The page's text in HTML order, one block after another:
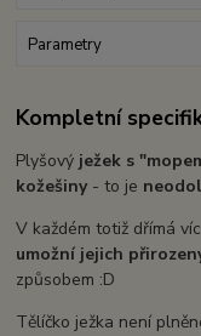
Parametry
Kompletní
Plyšový ježek s
kožešiny- to je
V každém totiž dřímá
umožní jejich
způsobem :D
Tělíčko ježka není